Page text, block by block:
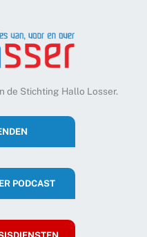
de Stichting Hallo Losser.
PODCAST